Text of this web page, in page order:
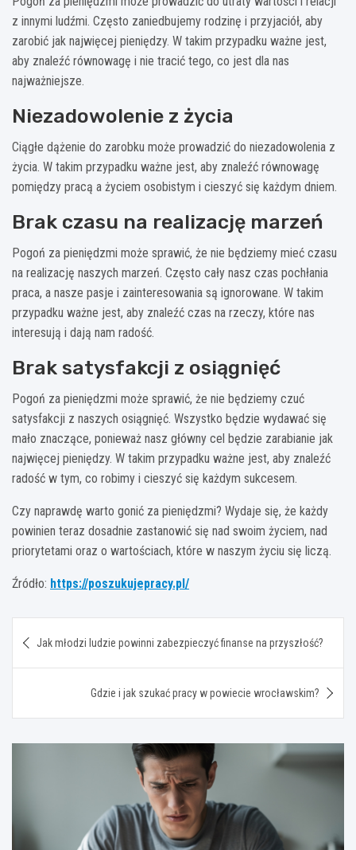
z innymi ludźmi. Często zaniedbujemy rodzinę i przyjaciół, aby
zarobić jak najwięcej pieniędzy. W takim przypadku ważne jest,
aby znaleźć równowagę i nie tracić tego, co jest dla nas
najważniejsze.
Niezadowolenie z życia
Ciągłe dążenie do zarobku może prowadzić do niezadowolenia z
życia. W takim przypadku ważne jest, aby znaleźć równowagę
pomiędzy pracą a życiem osobistym i cieszyć się każdym dniem.
Brak czasu na realizację marzeń
Pogoń za pieniędzmi może sprawić, że nie będziemy mieć czasu
na realizację naszych marzeń. Często cały nasz czas pochłania
praca, a nasze pasje i zainteresowania są ignorowane. W takim
przypadku ważne jest, aby znaleźć czas na rzeczy, które nas
interesują i dają nam radość.
Brak satysfakcji z osiągnięć
Pogoń za pieniędzmi może sprawić, że nie będziemy czuć
satysfakcji z naszych osiągnięć. Wszystko będzie wydawać się
mało znaczące, ponieważ nasz główny cel będzie zarabianie jak
najwięcej pieniędzy. W takim przypadku ważne jest, aby znaleźć
radość w tym, co robimy i cieszyć się każdym sukcesem.
Czy naprawdę warto gonić za pieniędzmi? Wydaje się, że każdy
powinien teraz dosadnie zastanowić się nad swoim życiem, nad
priorytetami oraz o wartościach, które w naszym życiu się liczą.
Źródło: https://poszukujepracy.pl/
wpisu
Jak młodzi ludzie powinni zabezpieczyć finanse na przyszłość?
Gdzie i jak szukać pracy w powiecie wrocławskim?